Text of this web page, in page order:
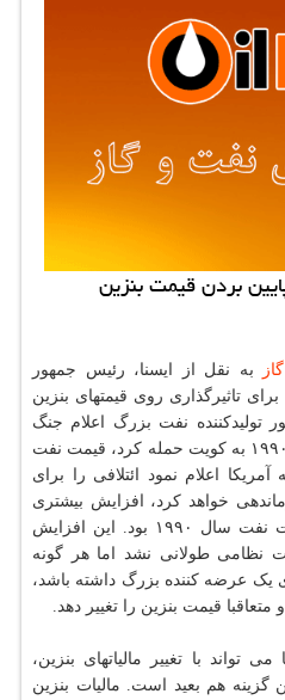
بردن قیمت بنزین
گاز
به نقل از ایسنا، رئیس جمهور
تاثیرگذاری روی قیمتهای بنزین
نفت بزرگ اعلام جنگ
کند. بعد از اینکه عراق در سال ۱۹۹۰ به کویت حمله کرد، قیمت نفت
اعلام نمود ائتلافی را برای
خواهد کرد، افزایش بیشتری
پیدا کرد و نتیجه آن شوک قیمت نفت سال ۱۹۹۰ بود. این افزایش
نظامی طولانی نشد اما هر گونه
یک عرضه کننده بزرگ داشته باشد،
قیمت بنزین را تغییر دهد.
تواند با تغییر مالیاتهای بنزین،
گزینه هم بعید است. مالیات بنزین